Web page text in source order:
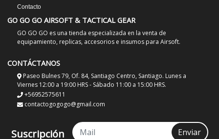
Contacto
GO GO GO AIRSOFT & TACTICAL GEAR
GO GO GO es una tienda especializada en la venta de
equipamiento, replicas, accesorios e insumos para Airsoft.
CONTÁCTANOS
Paseo Bulnes 79, Of. 84, Santiago Centro, Santiago. Lunes a
Viernes 12:00 a 19:00 HRS - Sábado 11:00 a 15:00 HRS.
+56952575611
contactogogogo@gmail.com
Suscripción Enviar